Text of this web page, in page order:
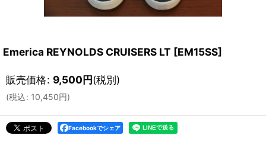
Emerica REYNOLDS CRUISERS LT [EM15SS]
販売価格: 9,500円(税別)
(税込: 10,450円)
Facebookでシェア